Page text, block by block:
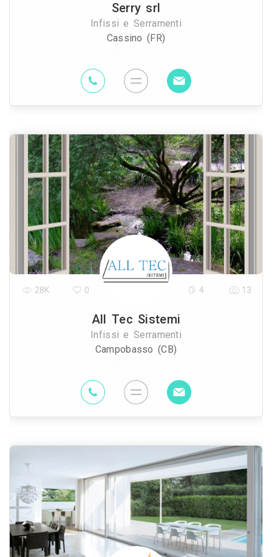
Serry srl
Infissi e Serramenti
Cassino (FR)
All Tec Sistemi
Infissi e Serramenti
Campobasso (CB)
28K 0 4 13